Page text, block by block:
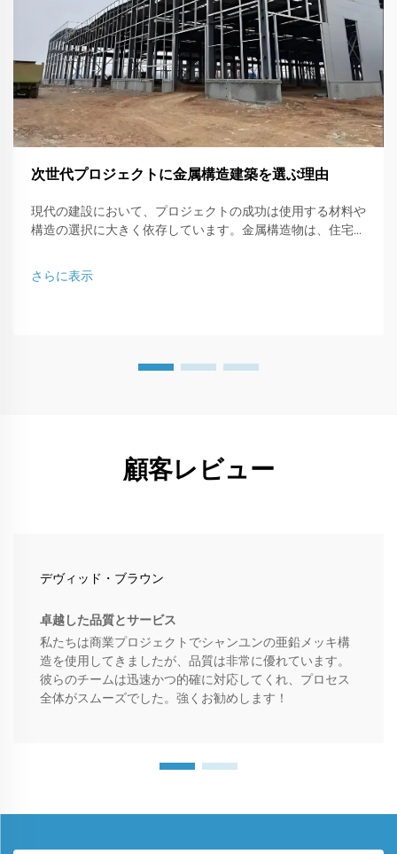
次世代プロジェクトに金属構造建築を選ぶ理由
現代の建設において、プロジェクトの成功は使用する材料や
構造の選択に大きく依存しています。金属構造物は、住宅や
この記事の目的は、選ぶべき...
さらに表示
顧客レビュー
デヴィッド・ブラウン
卓越した品質とサービス
私たちは商業プロジェクトでシャンユンの亜鉛メッキ構
造を使用してきましたが、品質は非常に優れています。
彼らのチームは迅速かつ的確に対応してくれ、プロセス
全体がスムーズでした。強くお勧めします！